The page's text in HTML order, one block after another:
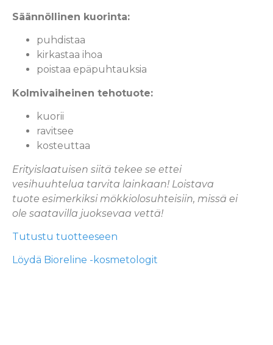
Säännöllinen kuorinta:
puhdistaa
kirkastaa ihoa
poistaa epäpuhtauksia
Kolmivaiheinen tehotuote:
kuorii
ravitsee
kosteuttaa
Erityislaatuisen siitä tekee se ettei
vesihuuhtelua tarvita lainkaan! Loistava
tuote esimerkiksi mökkiolosuhteisiin, missä ei
ole saatavilla juoksevaa vettä!
Tutustu tuotteeseen
Löydä Bioreline -kosmetologit